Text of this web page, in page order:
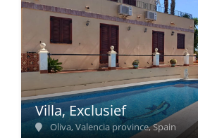
Villa, Exclusief
Oliva, Valencia province, Spain